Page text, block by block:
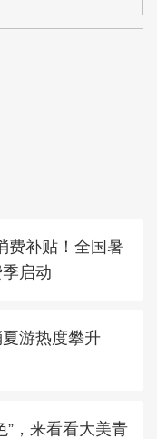
费补贴！全国暑
启动
游热度攀升
”，来看看大美青